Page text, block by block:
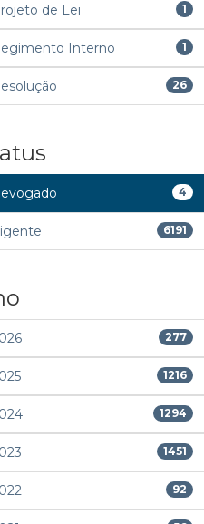
de Lei 1
Interno 1
26
4
6191
277
1216
1294
1451
92